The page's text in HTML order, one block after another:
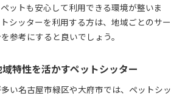
ットも安心して利用できる環境が整いま
シッターを利用する方は、地域ごとのサー
参考にすると良いでしょう。
特性を活かすペットシッター
い名古屋市緑区や大府市では、ペットシッ